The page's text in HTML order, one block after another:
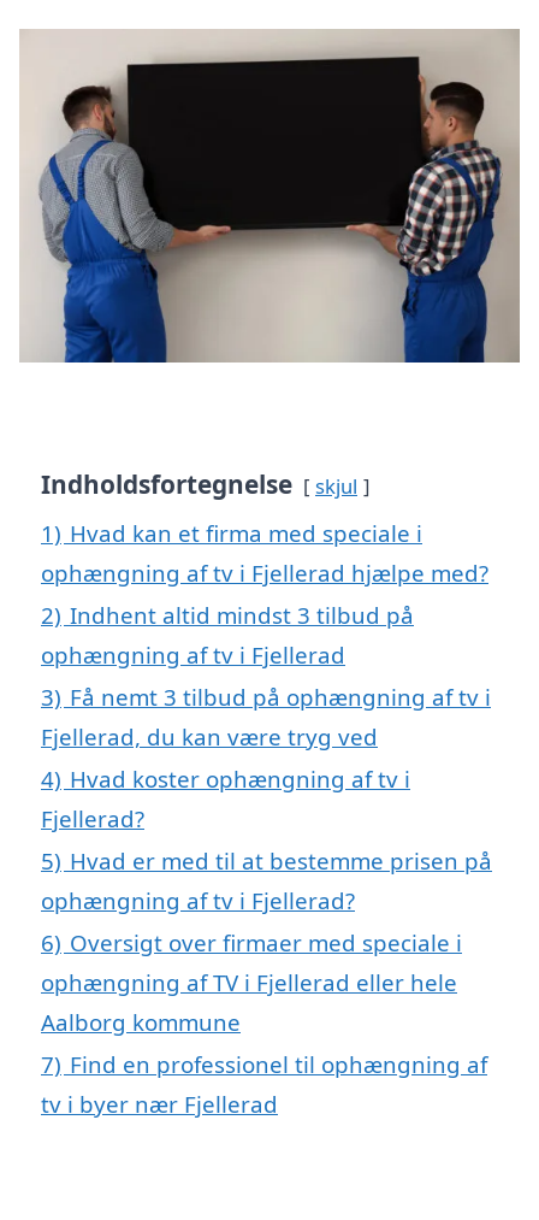
Indholdsfortegnelse skjul
1) Hvad kan et firma med speciale i
ophængning af tv i Fjellerad hjælpe med?
2) Indhent altid mindst 3 tilbud på
ophængning af tv i Fjellerad
3) Få nemt 3 tilbud på ophængning af tv i
Fjellerad, du kan være tryg ved
4) Hvad koster ophængning af tv i
Fjellerad?
5) Hvad er med til at bestemme prisen på
ophængning af tv i Fjellerad?
6) Oversigt over firmaer med speciale i
ophængning af TV i Fjellerad eller hele
Aalborg kommune
7) Find en professionel til ophængning af
tv i byer nær Fjellerad